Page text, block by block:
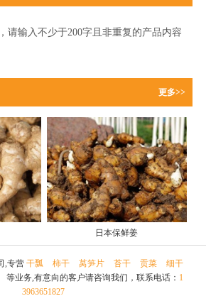
请输入不少于200字且非重复的产品内容
更多>>
日本保鲜姜
,专营 干瓢 柿干 莴笋片 苔干 贡菜
细干
等业务,有意向的客户请咨询我们，联系电话： 1
3963651827